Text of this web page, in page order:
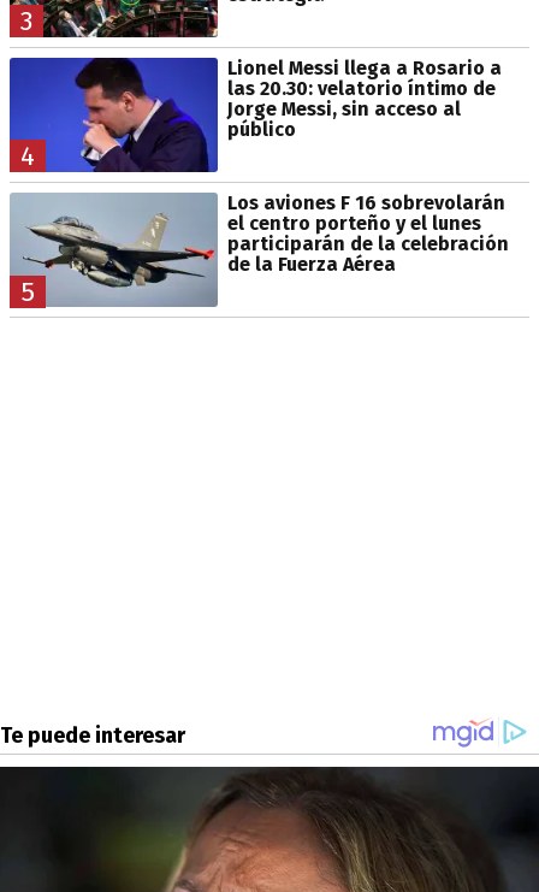
3
4
Lionel Messi llega a Rosario a
las 20.30: velatorio íntimo de
Jorge Messi, sin acceso al
público
5
Los aviones F 16 sobrevolarán
el centro porteño y el lunes
participarán de la celebración
de la Fuerza Aérea